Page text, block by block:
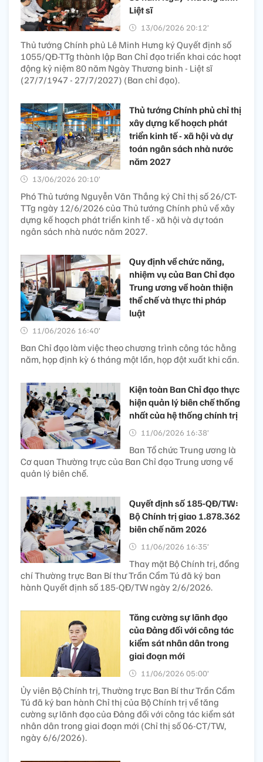
Liệt sĩ
13/06/2026 20:12’
Thủ tướng Chính phủ Lê Minh Hưng ký Quyết định số
1055/QĐ-TTg thành lập Ban Chỉ đạo triển khai các hoạt
động kỷ niệm 80 năm Ngày Thương binh - Liệt sĩ
(27/7/1947 - 27/7/2027) (Ban chỉ đạo).
Thủ tướng Chính phủ chỉ thị
xây dựng kế hoạch phát
triển kinh tế - xã hội và dự
toán ngân sách nhà nước
năm 2027
13/06/2026 20:10’
Phó Thủ tướng Nguyễn Văn Thắng ký Chỉ thị số 26/CT-
TTg ngày 12/6/2026 của Thủ tướng Chính phủ về xây
dựng kế hoạch phát triển kinh tế - xã hội và dự toán
ngân sách nhà nước năm 2027.
Quy định về chức năng,
nhiệm vụ của Ban Chỉ đạo
Trung ương về hoàn thiện
thể chế và thực thi pháp
luật
11/06/2026 16:40’
Ban Chỉ đạo làm việc theo chương trình công tác hằng
năm, họp định kỳ 6 tháng một lần, họp đột xuất khi cần.
Kiện toàn Ban Chỉ đạo thực
hiện quản lý biên chế thống
nhất của hệ thống chính trị
11/06/2026 16:38’
Ban Tổ chức Trung ương là
Cơ quan Thường trực của Ban Chỉ đạo Trung ương về
quản lý biên chế.
Quyết định số 185-QĐ/TW:
Bộ Chính trị giao 1.878.362
biên chế năm 2026
11/06/2026 16:35’
Thay mặt Bộ Chính trị, đồng
chí Thường trực Ban Bí thư Trần Cẩm Tú đã ký ban
hành Quyết định số 185-QĐ/TW ngày 2/6/2026.
Tăng cường sự lãnh đạo
của Đảng đối với công tác
kiểm sát nhân dân trong
giai đoạn mới
11/06/2026 05:00’
Ủy viên Bộ Chính trị, Thường trực Ban Bí thư Trần Cẩm
Tú đã ký ban hành Chỉ thị của Bộ Chính trị về tăng
cường sự lãnh đạo của Đảng đối với công tác kiểm sát
nhân dân trong giai đoạn mới (Chỉ thị số 06-CT/TW,
ngày 6/6/2026).